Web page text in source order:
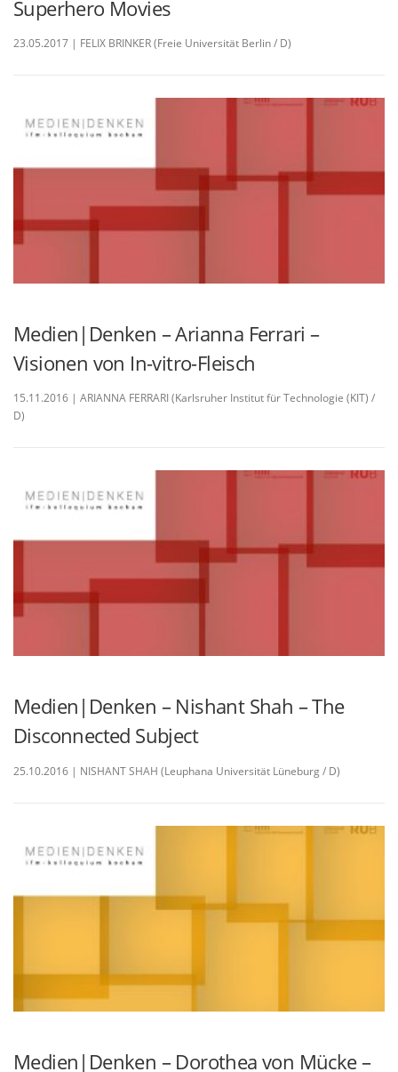
Superhero Movies
23.05.2017 | FELIX BRINKER (Freie Universität Berlin / D)
Medien|Denken – Arianna Ferrari –
Visionen von In-vitro-Fleisch
15.11.2016 | ARIANNA FERRARI (Karlsruher Institut für Technologie (KIT) /
D)
Medien|Denken – Nishant Shah – The
Disconnected Subject
25.10.2016 | NISHANT SHAH (Leuphana Universität Lüneburg / D)
Medien|Denken – Dorothea von Mücke –